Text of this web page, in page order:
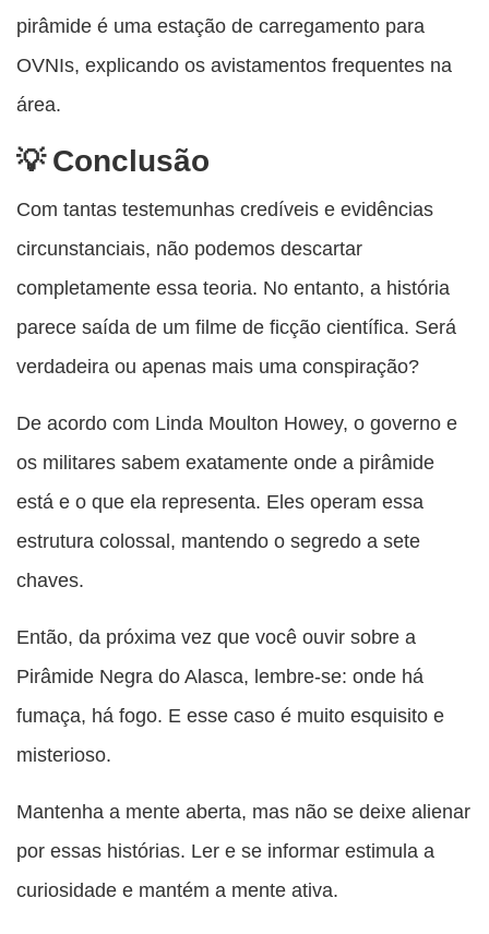
pirâmide é uma estação de carregamento para
OVNIs, explicando os avistamentos frequentes na
área.
Conclusão
Com tantas testemunhas credíveis e evidências
circunstanciais, não podemos descartar
completamente essa teoria. No entanto, a história
parece saída de um filme de ficção científica. Será
verdadeira ou apenas mais uma conspiração?
De acordo com Linda Moulton Howey, o governo e
os militares sabem exatamente onde a pirâmide
está e o que ela representa. Eles operam essa
estrutura colossal, mantendo o segredo a sete
chaves.
Então, da próxima vez que você ouvir sobre a
Pirâmide Negra do Alasca, lembre-se: onde há
fumaça, há fogo. E esse caso é muito esquisito e
misterioso.
Mantenha a mente aberta, mas não se deixe alienar
por essas histórias. Ler e se informar estimula a
curiosidade e mantém a mente ativa.